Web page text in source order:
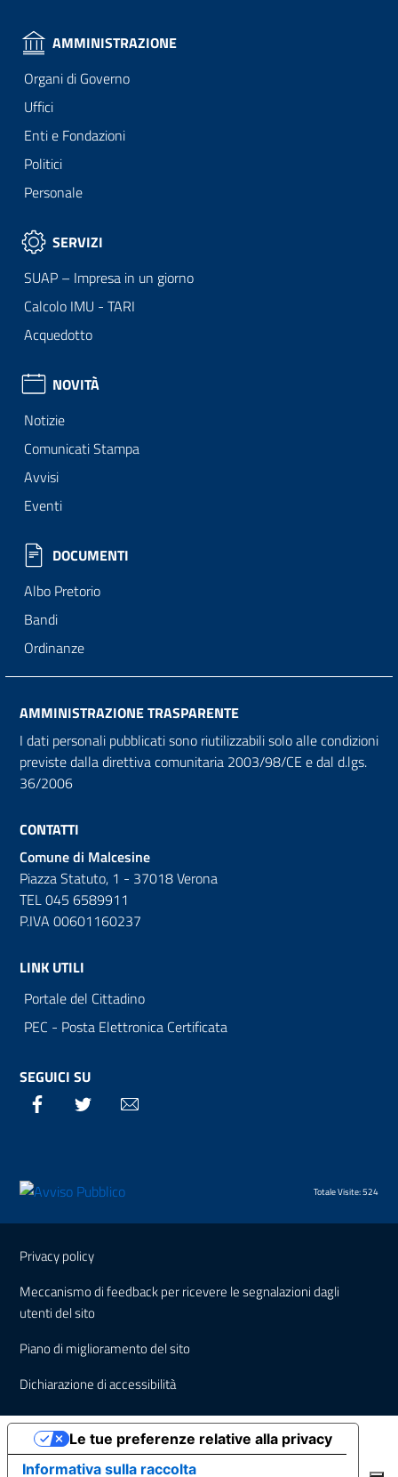
AMMINISTRAZIONE
Organi di Governo
Uffici
Enti e Fondazioni
Politici
Personale
SERVIZI
SUAP – Impresa in un giorno
Calcolo IMU - TARI
Acquedotto
NOVITÀ
Notizie
Comunicati Stampa
Avvisi
Eventi
DOCUMENTI
Albo Pretorio
Bandi
Ordinanze
AMMINISTRAZIONE TRASPARENTE
I dati personali pubblicati sono riutilizzabili solo alle condizioni
previste dalla direttiva comunitaria 2003/98/CE e dal d.lgs.
36/2006
CONTATTI
Comune di Malcesine
Piazza Statuto, 1 - 37018 Verona
TEL 045 6589911
P.IVA 00601160237
LINK UTILI
Portale del Cittadino
PEC - Posta Elettronica Certificata
SEGUICI SU
Facebook Twitter
Totale Visite: 524
Sezione Link Utili
Privacy policy
Meccanismo di feedback per ricevere le segnalazioni dagli
utenti del sito
Piano di miglioramento del sito
Dichiarazione di accessibilità
Informativa sulla raccolta
Le tue preferenze relative alla privacy